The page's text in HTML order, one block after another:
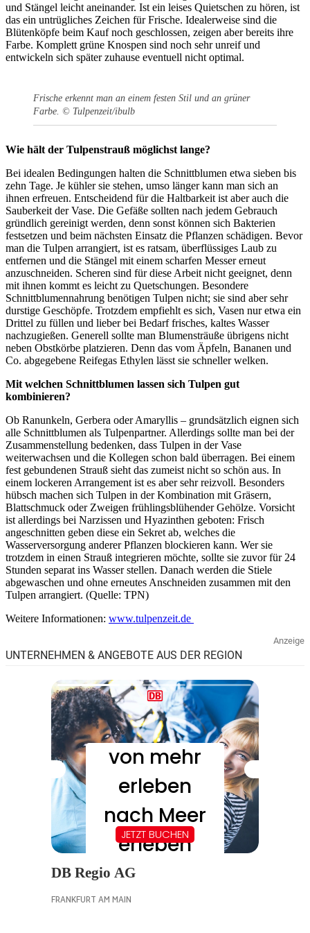
und Stängel leicht aneinander. Ist ein leises Quietschen zu hören, ist
das ein untrügliches Zeichen für Frische. Idealerweise sind die
Blütenköpfe beim Kauf noch geschlossen, zeigen aber bereits ihre
Farbe. Komplett grüne Knospen sind noch sehr unreif und
entwickeln sich später zuhause eventuell nicht optimal.
Frische erkennt man an einem festen Stil und an grüner
Farbe. © Tulpenzeit/ibulb
Wie hält der Tulpenstrauß möglichst lange?
Bei idealen Bedingungen halten die Schnittblumen etwa sieben bis
zehn Tage. Je kühler sie stehen, umso länger kann man sich an
ihnen erfreuen. Entscheidend für die Haltbarkeit ist aber auch die
Sauberkeit der Vase. Die Gefäße sollten nach jedem Gebrauch
gründlich gereinigt werden, denn sonst können sich Bakterien
festsetzen und beim nächsten Einsatz die Pflanzen schädigen. Bevor
man die Tulpen arrangiert, ist es ratsam, überflüssiges Laub zu
entfernen und die Stängel mit einem scharfen Messer erneut
anzuschneiden. Scheren sind für diese Arbeit nicht geeignet, denn
mit ihnen kommt es leicht zu Quetschungen. Besondere
Schnittblumennahrung benötigen Tulpen nicht; sie sind aber sehr
durstige Geschöpfe. Trotzdem empfiehlt es sich, Vasen nur etwa ein
Drittel zu füllen und lieber bei Bedarf frisches, kaltes Wasser
nachzugießen. Generell sollte man Blumensträuße übrigens nicht
neben Obstkörbe platzieren. Denn das vom Äpfeln, Bananen und
Co. abgegebene Reifegas Ethylen lässt sie schneller welken.
Mit welchen Schnittblumen lassen sich Tulpen gut
kombinieren?
Ob Ranunkeln, Gerbera oder Amaryllis – grundsätzlich eignen sich
alle Schnittblumen als Tulpenpartner. Allerdings sollte man bei der
Zusammenstellung bedenken, dass Tulpen in der Vase
weiterwachsen und die Kollegen schon bald überragen. Bei einem
fest gebundenen Strauß sieht das zumeist nicht so schön aus. In
einem lockeren Arrangement ist es aber sehr reizvoll. Besonders
hübsch machen sich Tulpen in der Kombination mit Gräsern,
Blattschmuck oder Zweigen frühlingsblühender Gehölze. Vorsicht
ist allerdings bei Narzissen und Hyazinthen geboten: Frisch
angeschnitten geben diese ein Sekret ab, welches die
Wasserversorgung anderer Pflanzen blockieren kann. Wer sie
trotzdem in einen Strauß integrieren möchte, sollte sie zuvor für 24
Stunden separat ins Wasser stellen. Danach werden die Stiele
abgewaschen und ohne erneutes Anschneiden zusammen mit den
Tulpen arrangiert. (Quelle: TPN)
Weitere Informationen: www.tulpenzeit.de